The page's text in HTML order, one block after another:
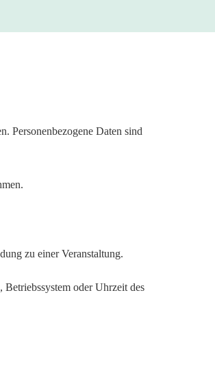
Personenbezogene Daten sind
zu einer Veranstaltung.
oder Uhrzeit des